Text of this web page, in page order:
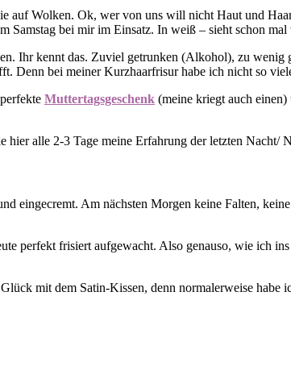
auf Wolken. Ok, wer von uns will nicht Haut und
Samstag bei mir im Einsatz. In weiß – sieht schon mal
Ihr kennt das. Zuviel getrunken (Alkohol), zu wenig
Denn bei meiner Kurzhaarfrisur habe ich nicht so
Muttertagsgeschenk (meine kriegt auch
alle 2-3 Tage meine Erfahrung der letzten Nacht/
eingecremt. Am nächsten Morgen keine Falten,
perfekt frisiert aufgewacht. Also genauso, wie ich
mit dem Satin-Kissen, denn normalerweise habe